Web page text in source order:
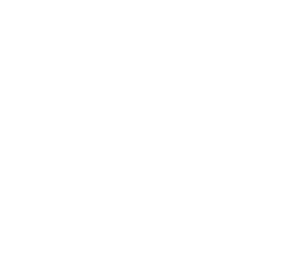
私家侦探故事。 第二季迎来洛杉矶